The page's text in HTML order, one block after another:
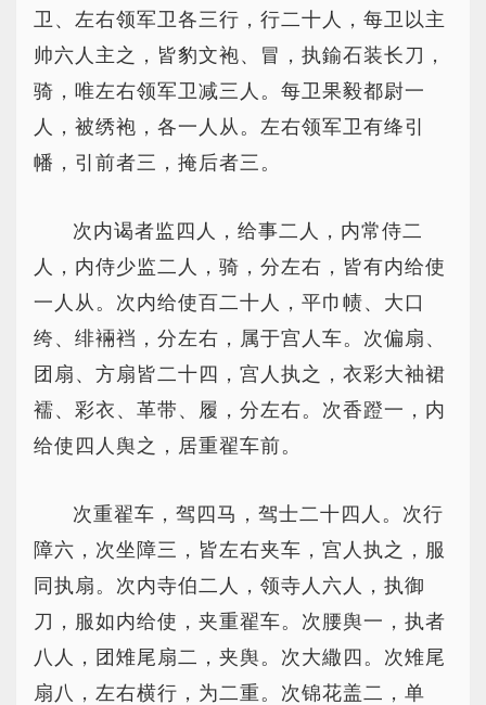
卫、左右领军卫各三行，行二十人，每卫以主
帅六人主之，皆豹文袍、冒，执鍮石装长刀，
骑，唯左右领军卫减三人。每卫果毅都尉一
人，被绣袍，各一人从。左右领军卫有绛引
幡，引前者三，掩后者三。
次内谒者监四人，给事二人，内常侍二
人，内侍少监二人，骑，分左右，皆有内给使
一人从。次内给使百二十人，平巾帻、大口
绔、绯裲裆，分左右，属于宫人车。次偏扇、
团扇、方扇皆二十四，宫人执之，衣彩大袖裙
襦、彩衣、革带、履，分左右。次香蹬一，内
给使四人舆之，居重翟车前。
次重翟车，驾四马，驾士二十四人。次行
障六，次坐障三，皆左右夹车，宫人执之，服
同执扇。次内寺伯二人，领寺人六人，执御
刀，服如内给使，夹重翟车。次腰舆一，执者
八人，团雉尾扇二，夹舆。次大繖四。次雉尾
扇八，左右横行，为二重。次锦花盖二，单